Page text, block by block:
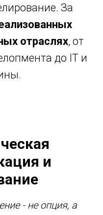
За
отраслях, от
до IT и
и
- не опция, а